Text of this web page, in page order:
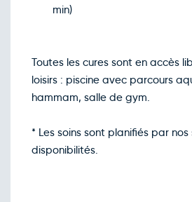
min)
Toutes les cures sont en accès
loisirs : piscine avec parcours
hammam, salle de gym.
* Les soins sont planifiés par nos
disponibilités.